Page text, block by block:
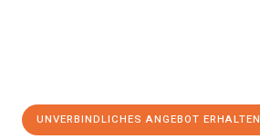
UNVERBINDLICHES ANGEBOT ERHALTEN